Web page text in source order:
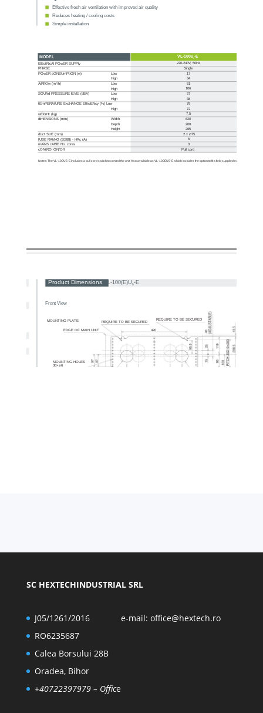
SC HEXTECHINDUSTRIAL SRL
J05/1261/2016
RO6235687
Calea Borsului 28B
Oradea, Bihor
+40722397979– Office
e-mail: office@hextech.ro